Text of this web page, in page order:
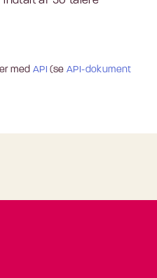
med API (seAPI-dokument